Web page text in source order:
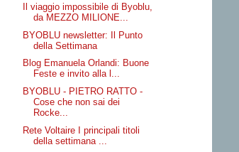
Il viaggio impossibile di Byoblu,
da MEZZO MILIONE...
BYOBLU newsletter: Il Punto
della Settimana
Blog Emanuela Orlandi: Buone
Feste e invito alla l...
BYOBLU - PIETRO RATTO -
Cose che non sai dei
Rocke...
Rete Voltaire I principali titoli
della settimana ...